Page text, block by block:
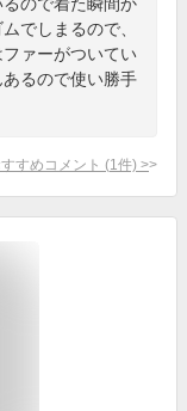
でしまるので、
ァーがついてい
るので使い勝手
すめコメント (1 件) >